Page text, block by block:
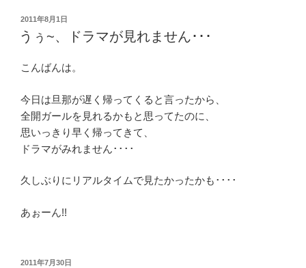
投
稿
日:
2011年8月1日
うぅ~、ドラマが見れません･･･
こんばんは。
今日は旦那が遅く帰ってくると言ったから、
全開ガールを見れるかもと思ってたのに、
思いっきり早く帰ってきて、
ドラマがみれません････
久しぶりにリアルタイムで見たかったかも････
あぉーん!!
投
2011年7月30日